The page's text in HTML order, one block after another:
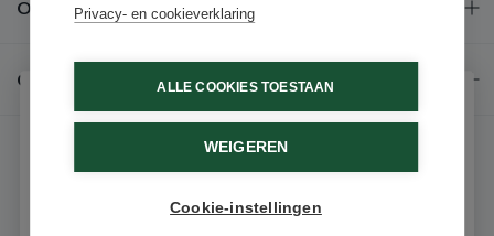
Over ons
Contact
Privacy- en cookieverklaring
ALLE COOKIES TOESTAAN
WEIGEREN
Cookie-instellingen
Schrijf je in voor onze nieuwsbrief
Ontvang als eerste de beste aanbiedingen en persoonlijk
advies